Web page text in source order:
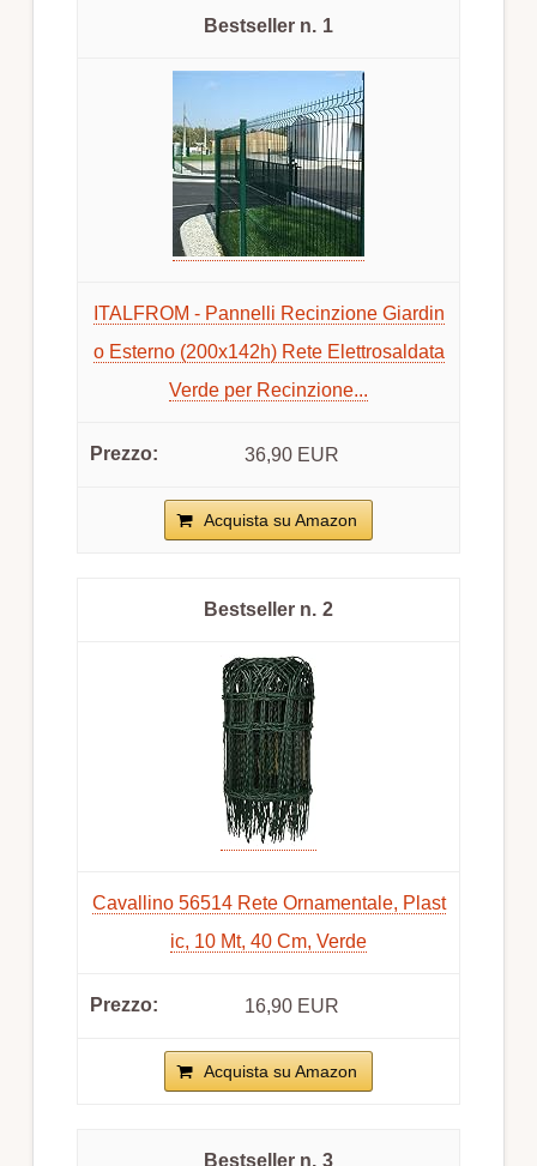
1
ITALFROM - Pannelli Recinzione Giardin
o Esterno (200x142h) Rete Elettrosaldata
Verde per Recinzione...
36,90 EUR
Acquista su Amazon
2
Cavallino 56514 Rete Ornamentale, Plast
ic, 10 Mt, 40 Cm, Verde
16,90 EUR
Acquista su Amazon
3